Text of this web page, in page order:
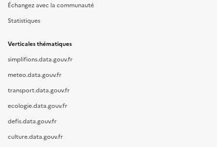
Échangez avec la communauté
Statistiques
Verticales thématiques
simplifions.data.gouv.fr
meteo.data.gouv.fr
transport.data.gouv.fr
ecologie.data.gouv.fr
defis.data.gouv.fr
culture.data.gouv.fr